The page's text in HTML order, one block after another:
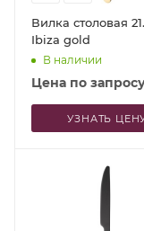
Вилка столовая
Ibiza gold
В наличии
Цена по
УЗНАТЬ